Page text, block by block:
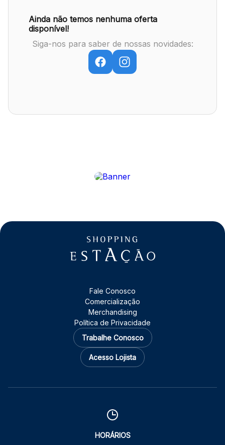
Mapa Virtual
Ainda não temos nenhuma oferta
disponível!
Siga-nos para saber de nossas novidades:
Fale Conosco
Comercialização
Merchandising
Política de Privacidade
Trabalhe Conosco
Acesso Lojista
HORÁRIOS